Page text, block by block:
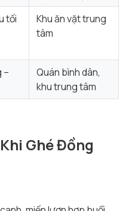
tối
Khu ăn vặt trung
tâm
–
Quán bình dân,
khu trung tâm
Ghé Đồng